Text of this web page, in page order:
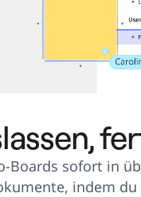
Boards sofort in
indem du